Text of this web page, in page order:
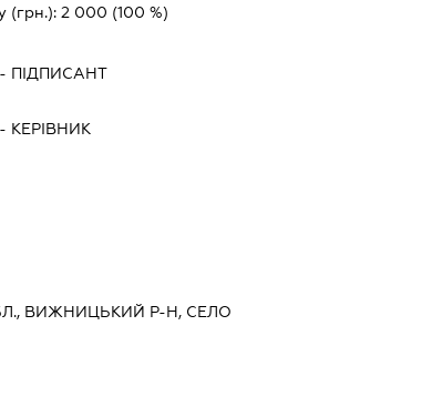
(грн.): 2 000 (100 %)
- ПІДПИСАНТ
- КЕРІВНИК
ВИЖНИЦЬКИЙ Р-Н, СЕЛО